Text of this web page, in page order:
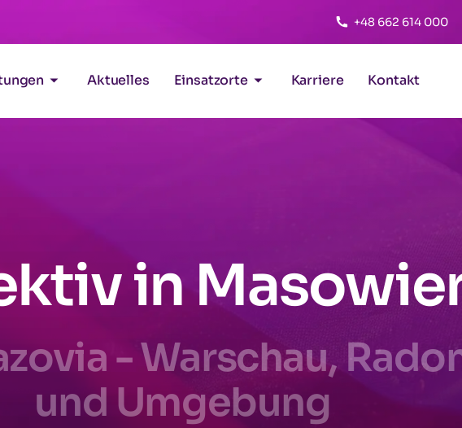
+48 662 614 000
Aktuelles Einsatzorte Karriere Kontakt
in
- Warschau,
und Umgebung